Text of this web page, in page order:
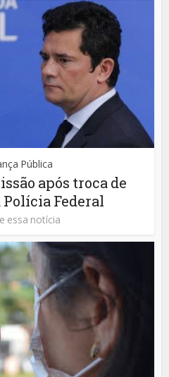
Pública
após troca de
Federal
essa notícia